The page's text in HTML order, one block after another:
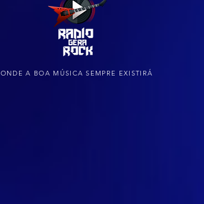
ONDE A BOA MÚSICA SEMPRE EXISTIRÁ